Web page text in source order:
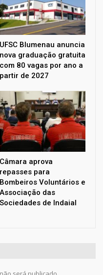
UFSC Blumenau anuncia
nova graduação gratuita
com 80 vagas por ano a
partir de 2027
Câmara aprova
repasses para
Bombeiros Voluntários e
Associação das
Sociedades de Indaial